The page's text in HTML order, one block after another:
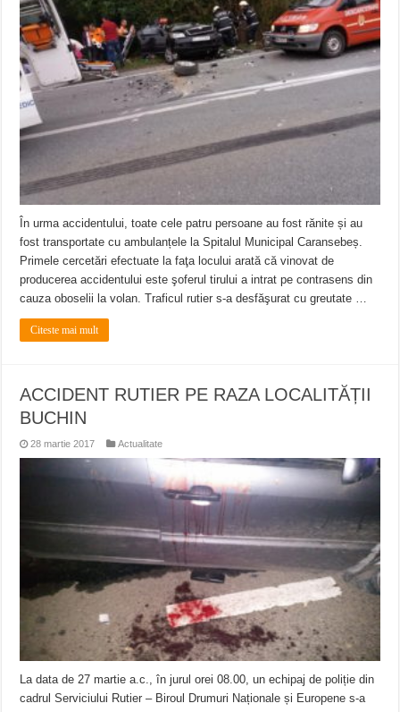
În urma accidentului, toate cele patru persoane au fost rănite și au
fost transportate cu ambulanțele la Spitalul Municipal Caransebeș.
Primele cercetări efectuate la faţa locului arată că vinovat de
producerea accidentului este şoferul tirului a intrat pe contrasens din
cauza oboselii la volan. Traficul rutier s-a desfăşurat cu greutate …
Citeste mai mult
ACCIDENT RUTIER PE RAZA LOCALITĂȚII
BUCHIN
28 martie 2017 Actualitate
La data de 27 martie a.c., în jurul orei 08.00, un echipaj de poliție din
cadrul Serviciului Rutier – Biroul Drumuri Naționale și Europene s-a